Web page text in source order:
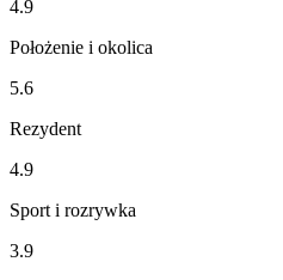
4.9
Położenie i okolica
5.6
Rezydent
4.9
Sport i rozrywka
3.9